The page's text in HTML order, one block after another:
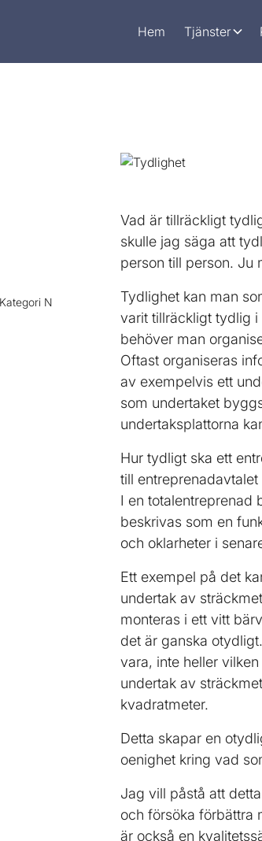
Hem Tjänster
N
Vad är tillräckligt
skulle jag säga att
person till person. Ju
Tydlighet kan man
varit tillräckligt tydlig i
behöver man
Oftast organiseras
av exempelvis ett
som undertaket
undertaksplattorna
Hur tydligt ska ett
till
I en totalentreprenad
beskrivas som en
och oklarheter i
Ett exempel på det
undertak av
monteras i ett vitt
det är ganska
vara, inte heller
undertak av
kvadratmeter.
Detta skapar en
oenighet kring vad
Jag vill påstå att
och försöka förbättra
är också en